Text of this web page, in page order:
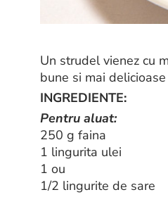
Un strudel vienez cu
bune si mai
INGREDIENTE:
Pentru aluat:
250 g faina
1 lingurita ulei
1 ou
1/2 lingurite de sare